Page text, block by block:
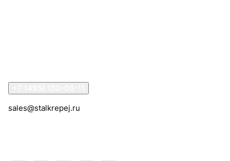
sales@stalkrepej.ru